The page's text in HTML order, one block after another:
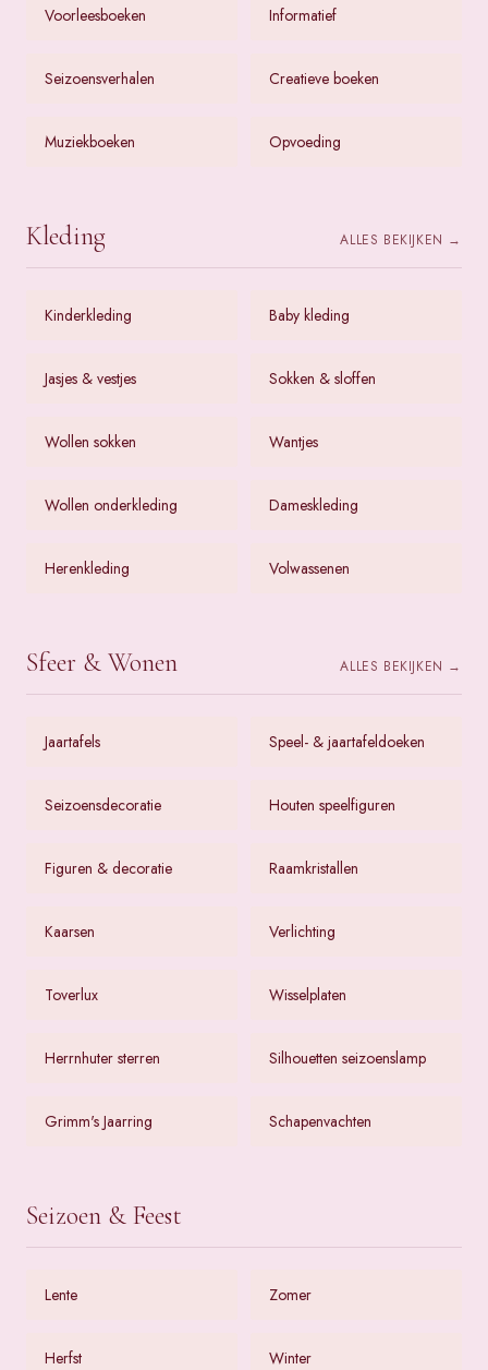
Voorleesboeken Informatief
Seizoensverhalen Creatieve boeken
Muziekboeken Opvoeding
Kleding ALLES BEKIJKEN →
Kinderkleding Baby kleding
Jasjes & vestjes Sokken & sloffen
Wollen sokken Wantjes
Wollen onderkleding Dameskleding
Herenkleding Volwassenen
Sfeer & Wonen ALLES BEKIJKEN →
Jaartafels Speel- & jaartafeldoeken
Seizoensdecoratie Houten speelfiguren
Figuren & decoratie Raamkristallen
Kaarsen Verlichting
Toverlux Wisselplaten
Herrnhuter sterren Silhouetten seizoenslamp
Grimm's Jaarring Schapenvachten
Seizoen & Feest
Lente Zomer
Herfst Winter